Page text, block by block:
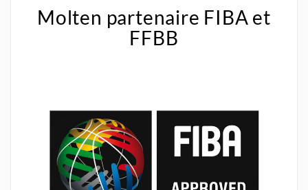
Molten partenaire FIBA et
FFBB